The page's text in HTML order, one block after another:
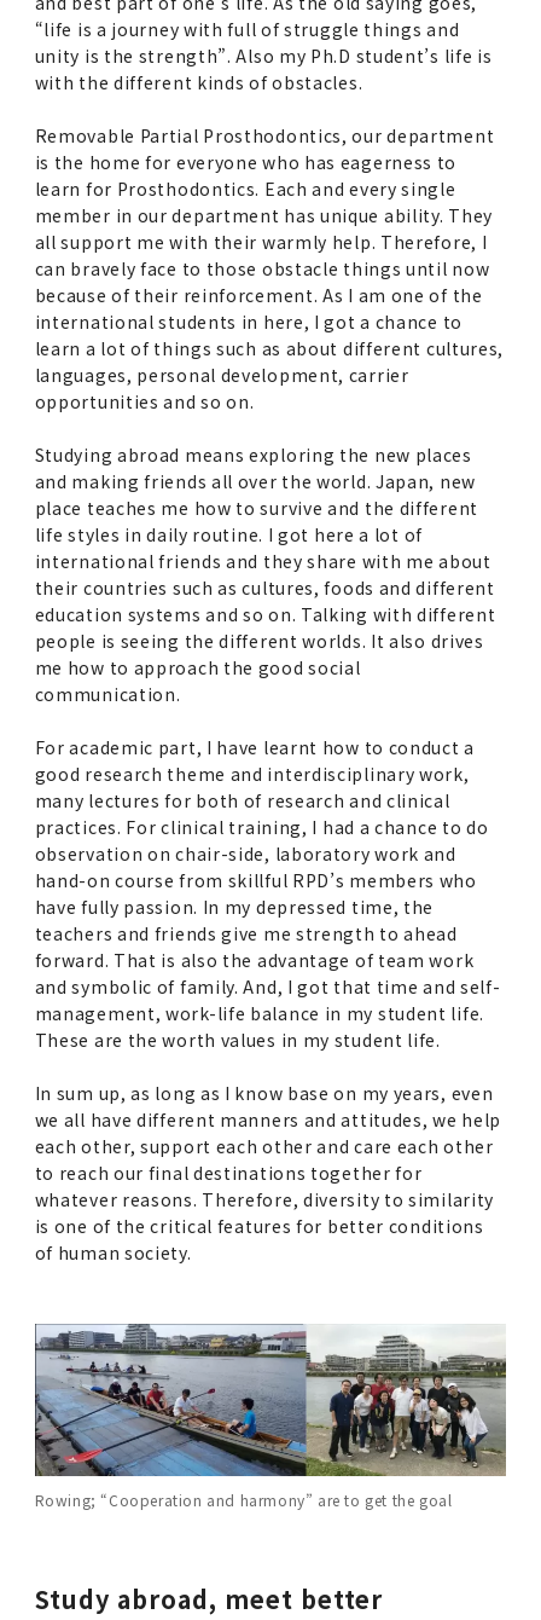
“life is a journey with full of struggle things and
unity is the strength”. Also my Ph.D student’s life is
with the different kinds of obstacles.
Removable Partial Prosthodontics, our department
is the home for everyone who has eagerness to
learn for Prosthodontics. Each and every single
member in our department has unique ability. They
all support me with their warmly help. Therefore, I
can bravely face to those obstacle things until now
because of their reinforcement. As I am one of the
international students in here, I got a chance to
learn a lot of things such as about different cultures,
languages, personal development, carrier
opportunities and so on.
Studying abroad means exploring the new places
and making friends all over the world. Japan, new
place teaches me how to survive and the different
life styles in daily routine. I got here a lot of
international friends and they share with me about
their countries such as cultures, foods and different
education systems and so on. Talking with different
people is seeing the different worlds. It also drives
me how to approach the good social
communication.
For academic part, I have learnt how to conduct a
good research theme and interdisciplinary work,
many lectures for both of research and clinical
practices. For clinical training, I had a chance to do
observation on chair-side, laboratory work and
hand-on course from skillful RPD’s members who
have fully passion. In my depressed time, the
teachers and friends give me strength to ahead
forward. That is also the advantage of team work
and symbolic of family. And, I got that time and self-
management, work-life balance in my student life.
These are the worth values in my student life.
In sum up, as long as I know base on my years, even
we all have different manners and attitudes, we help
each other, support each other and care each other
to reach our final destinations together for
whatever reasons. Therefore, diversity to similarity
is one of the critical features for better conditions
of human society.
Rowing; “Cooperation and harmony” are to get the goal
Study abroad, meet better